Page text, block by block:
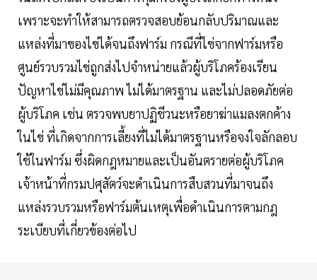
เพราะจะทำให้สามารถตรวจสอบย้อนกลับปริมาณและ
แหล่งที่มาของไข่ได้จนถึงฟาร์ม กรณีที่ไข่จากฟาร์มหรือ
ศูนย์รวบรวมไข่ถูกส่งไปจำหน่ายแล้วผู้บริโภคร้องเรียน
ปัญหาไข่ไม่มีคุณภาพ ไม่ได้มาตรฐาน และไม่ปลอดภัยต่อ
ผู้บริโภค เช่น ตรวจพบยาปฏิชีวนะหรือยาฆ่าแมลงตกค้าง
ในไข่ ที่เกิดจากการเลี้ยงที่ไม่ได้มาตรฐานหรือจงใจลักลอบ
ใช้ในฟาร์ม ซึ่งผิดกฎหมายและเป็นอันตรายต่อผู้บริโภค
เจ้าหน้าที่กรมปศุสัตว์จะดำเนินการสืบสวนที่มาจนถึง
แหล่งรวบรวมหรือฟาร์มต้นเหตุเพื่อดำเนินการตามกฎ
ระเบียบที่เกี่ยวข้องต่อไป